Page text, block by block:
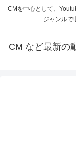
CMを中心として、
ジャンルで
CM など最新の